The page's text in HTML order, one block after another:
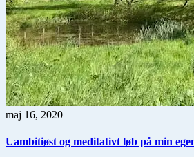
maj 16, 2020
Uambitiøst og meditativt løb på min